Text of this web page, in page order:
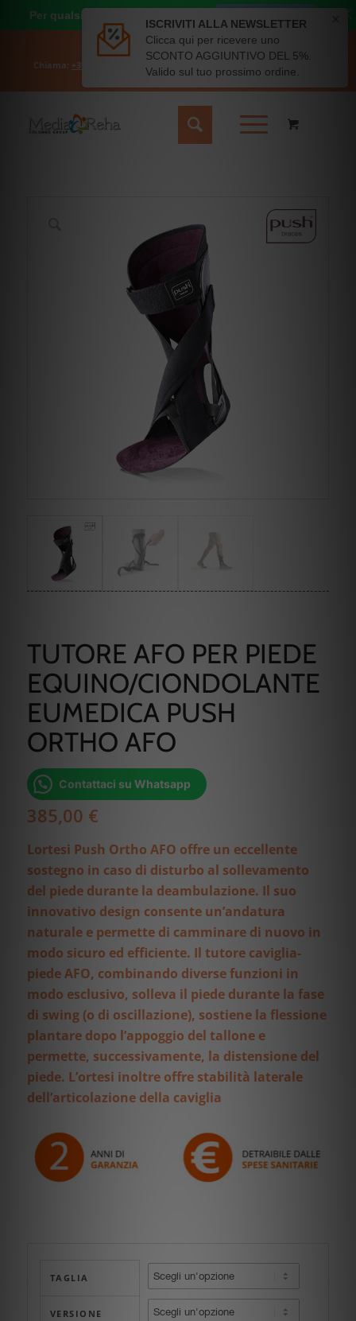
Il mio account
Carrello
Chiama: +39 331 6689828 - Scrivici: info@mediareha.it
- SPEDIZIONE
GRATUITA SOPRA I 50€
TUTORE AFO PER PIEDE
EQUINO/CIONDOLANTE
EUMEDICA PUSH
ORTHO AFO
Contattaci su Whatsapp
385,00 €
Lortesi Push Ortho AFO offre un eccellente
sostegno in caso di disturbo al sollevamento
del piede durante la deambulazione. Il suo
innovativo design consente un’andatura
naturale e permette di camminare di nuovo in
modo sicuro ed efficiente. Il tutore caviglia-
piede AFO, combinando diverse funzioni in
modo esclusivo, solleva il piede durante la fase
di swing (o di oscillazione), sostiene la flessione
plantare dopo l’appoggio del tallone e
permette, successivamente, la distensione del
piede. L’ortesi inoltre offre stabilità laterale
dell’articolazione della caviglia
TAGLIA
VERSIONE
Per qualsiasi dubbio o richiesta